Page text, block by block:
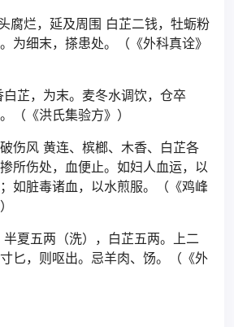
腐烂，延及周围 白芷二钱，牡蛎粉
为细末，搽患处。（《外科真诠》
芷，为末。麦冬水调饮，仓卒
（《洪氏集验方》）
伤风 黄连、槟榔、木香、白芷各
所伤处，血便止。如妇人血运，以
如脏毒诸血，以水煎服。（《鸡峰
夏五两（洗），白芷五两。上二
匕，则呕出。忌羊肉、饧。（《外